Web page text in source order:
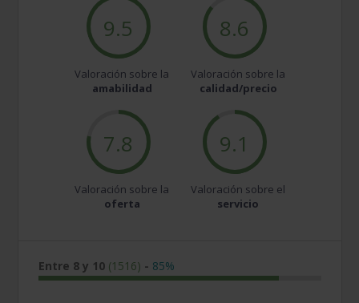
9.5
Valoración sobre la
amabilidad
8.6
Valoración sobre la
calidad/precio
7.8
Valoración sobre la
oferta
9.1
Valoración sobre el
servicio
Entre 8 y 10 (1516) - 85%